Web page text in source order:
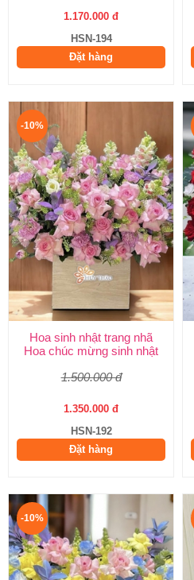
1.170.000 đ
HSN-194
Đặt hàng
-10%
Hoa sinh nhật trang nhã
Hoa chúc mừng sinh nhật
1.500.000 đ
1.350.000 đ
HSN-192
Đặt hàng
-10%